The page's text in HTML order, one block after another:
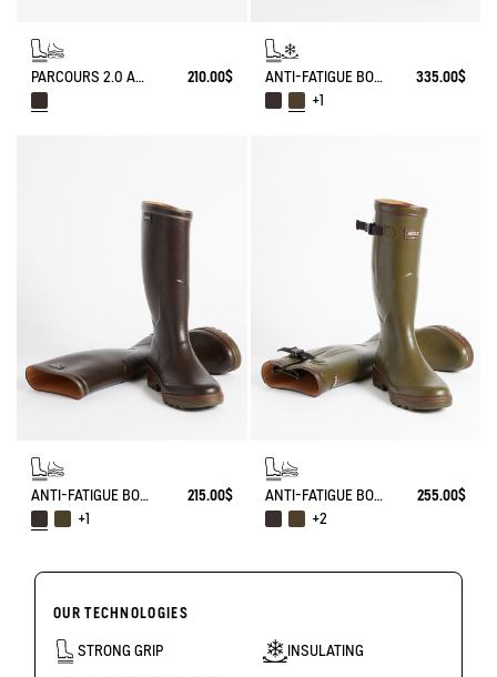
PARCOURS 2.0 ANTI-FATIGUE BOOT 210.00$ ANTI-FATIGUE BOOT PARCOURS 2.0 ADJUSTABLE NEOPRENE-LINED
335.00$
+1
ANTI-FATIGUE BOOT PARCOURS 2.0
215.00$
+1
ANTI-FATIGUE BOOT PARCOURS 2.0 ADJUSTABLE
255.00$
+2
OUR TECHNOLOGIES
STRONG GRIP INSULATING